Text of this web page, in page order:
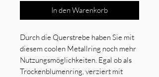
In den Warenkorb
Durch die Querstrebe haben Sie mit
diesem coolen Metallring noch mehr
Nutzungsmöglichkeiten. Egal ob als
Trockenblumenring, verziert mit